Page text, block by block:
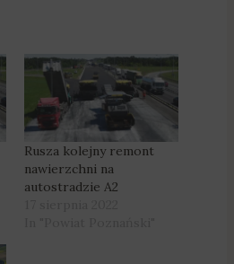
Rusza kolejny remont
nawierzchni na
autostradzie A2